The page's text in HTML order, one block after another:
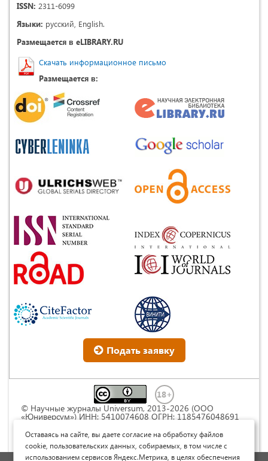
ISSN: 2311-6099
Языки: русский, English.
Размещается в eLIBRARY.RU
Скачать информационное письмо
Размещается в:
Подать заявку
© Научные журналы Universum, 2013-2026 (ООО
«Юниверсум») ИНН: 5410074608 ОГРН: 1185476048691
Commons « Attribution» («Атрибуция») 4.0
Непортированная
Оставаясь на сайте, вы даете согласие на обработку файлов
cookie, пользовательских данных, собираемых, в том числе с
использованием сервисов Яндекс.Метрика, в целях обеспечения